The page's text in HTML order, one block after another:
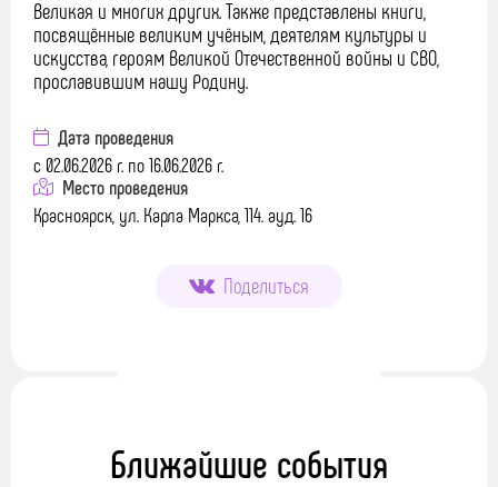
Великая и многих других. Также представлены книги,
посвящённые великим учёным, деятелям культуры и
искусства, героям Великой Отечественной войны и СВО,
прославившим нашу Родину.
Дата проведения
с 02.06.2026 г. по 16.06.2026 г.
Место проведения
Красноярск, ул. Карла Маркса, 114. ауд. 16
Поделиться
Ближайшие события